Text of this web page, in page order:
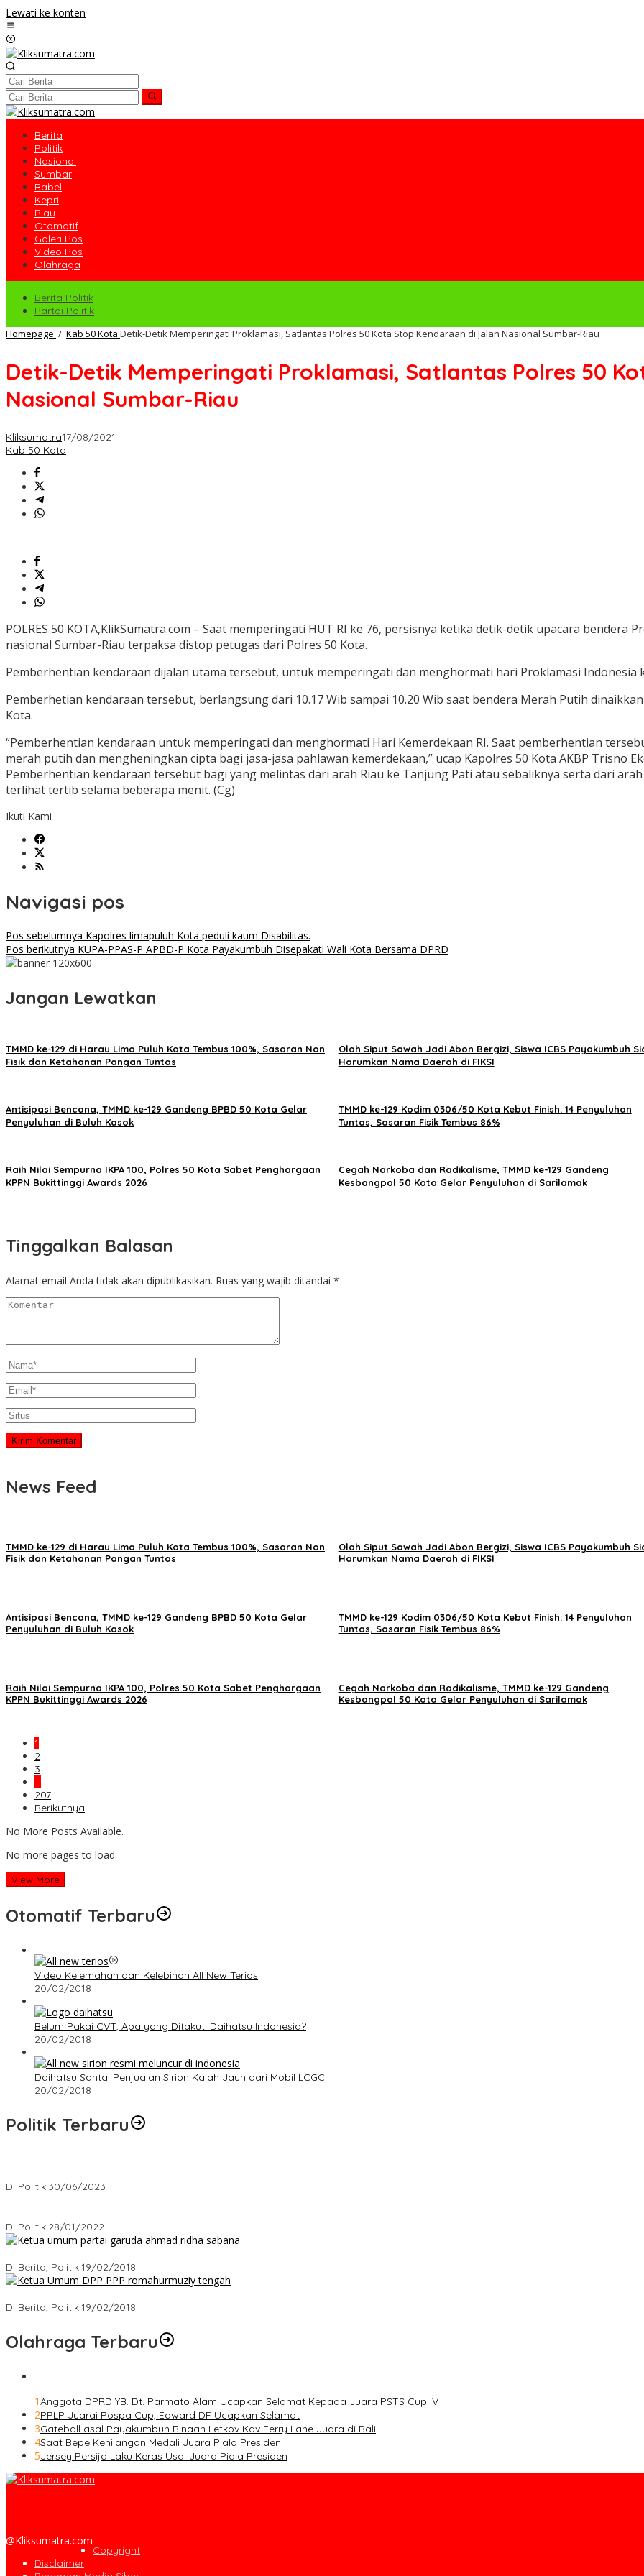
Lewati ke konten
Berita
Politik
Nasional
Sumbar
Babel
Kepri
Riau
Otomatif
Galeri Pos
Video Pos
Olahraga
Berita Politik
Partai Politik
Homepage / Kab 50 Kota Detik-Detik Memperingati Proklamasi, Satlantas Polres 50 Kota Stop Kendaraan di Jalan Nasional Sumbar-Riau
Detik-Detik Memperingati Proklamasi, Satlantas Polres 50
Nasional Sumbar-Riau
Kliksumatra17/08/2021
Kab 50 Kota
POLRES 50 KOTA,KlikSumatra.com – Saat memperingati HUT RI ke 76, persisnya ketika detik-detik upacara
nasional Sumbar-Riau terpaksa distop petugas dari Polres 50 Kota.
Pemberhentian kendaraan dijalan utama tersebut, untuk memperingati dan menghormati hari Proklamasi Indonesia
Pemberhetian kendaraan tersebut, berlangsung dari 10.17 Wib sampai 10.20 Wib saat bendera Merah Putih
Kota.
“Pemberhentian kendaraan untuk memperingati dan menghormati Hari Kemerdekaan RI. Saat pemberhentian
merah putih dan mengheningkan cipta bagi jasa-jasa pahlawan kemerdekaan,” ucap Kapolres 50 Kota AKBP Trisno
Pemberhentian kendaraan tersebut bagi yang melintas dari arah Riau ke Tanjung Pati atau sebaliknya serta dari
terlihat tertib selama beberapa menit. (Cg)
Ikuti Kami
Navigasi pos
Pos sebelumnya Kapolres limapuluh Kota peduli kaum Disabilitas.
Pos berikutnya KUPA-PPAS-P APBD-P Kota Payakumbuh Disepakati Wali Kota Bersama DPRD
Jangan Lewatkan
TMMD ke-129 di Harau Lima Puluh Kota Tembus 100%, Sasaran Non
Fisik dan Ketahanan Pangan Tuntas
Olah Siput Sawah Jadi Abon Bergizi, Siswa ICBS Payakumbuh
Harumkan Nama Daerah di FIKSI
Antisipasi Bencana, TMMD ke-129 Gandeng BPBD 50 Kota Gelar
Penyuluhan di Buluh Kasok
TMMD ke-129 Kodim 0306/50 Kota Kebut Finish: 14 Penyuluhan
Tuntas, Sasaran Fisik Tembus 86%
Raih Nilai Sempurna IKPA 100, Polres 50 Kota Sabet Penghargaan
KPPN Bukittinggi Awards 2026
Cegah Narkoba dan Radikalisme, TMMD ke-129 Gandeng
Kesbangpol 50 Kota Gelar Penyuluhan di Sarilamak
Tinggalkan Balasan
Alamat email Anda tidak akan dipublikasikan. Ruas yang wajib ditandai *
News Feed
TMMD ke-129 di Harau Lima Puluh Kota Tembus 100%, Sasaran Non
Fisik dan Ketahanan Pangan Tuntas
Olah Siput Sawah Jadi Abon Bergizi, Siswa ICBS Payakumbuh
Harumkan Nama Daerah di FIKSI
Antisipasi Bencana, TMMD ke-129 Gandeng BPBD 50 Kota Gelar
Penyuluhan di Buluh Kasok
TMMD ke-129 Kodim 0306/50 Kota Kebut Finish: 14 Penyuluhan
Tuntas, Sasaran Fisik Tembus 86%
Raih Nilai Sempurna IKPA 100, Polres 50 Kota Sabet Penghargaan
KPPN Bukittinggi Awards 2026
Cegah Narkoba dan Radikalisme, TMMD ke-129 Gandeng
Kesbangpol 50 Kota Gelar Penyuluhan di Sarilamak
1
2
3
…
207
Berikutnya
No More Posts Available.
No more pages to load.
View More
Otomatif Terbaru
Video Kelemahan dan Kelebihan All New Terios
20/02/2018
Belum Pakai CVT, Apa yang Ditakuti Daihatsu Indonesia?
20/02/2018
Daihatsu Santai Penjualan Sirion Kalah Jauh dari Mobil LCGC
20/02/2018
Politik Terbaru
Di Politik|30/06/2023
Di Politik|28/01/2022
Di Berita, Politik|19/02/2018
Di Berita, Politik|19/02/2018
Olahraga Terbaru
1Anggota DPRD YB. Dt. Parmato Alam Ucapkan Selamat Kepada Juara PSTS Cup IV
2PPLP Juarai Pospa Cup, Edward DF Ucapkan Selamat
3Gateball asal Payakumbuh Binaan Letkov Kav Ferry Lahe Juara di Bali
4Saat Bepe Kehilangan Medali Juara Piala Presiden
5Jersey Persija Laku Keras Usai Juara Piala Presiden
@Kliksumatra.com
Copyright
Disclaimer